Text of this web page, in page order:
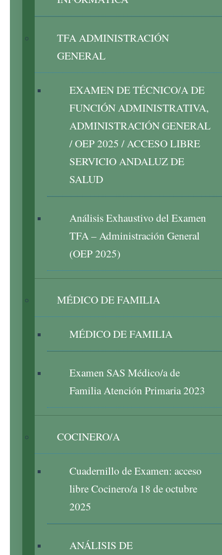
TFA ADMINISTRACIÓN
GENERAL
EXAMEN DE TÉCNICO/A DE
FUNCIÓN ADMINISTRATIVA,
ADMINISTRACIÓN GENERAL
/ OEP 2025 / ACCESO LIBRE
SERVICIO ANDALUZ DE
SALUD
Análisis Exhaustivo del Examen
TFA – Administración General
(OEP 2025)
MÉDICO DE FAMILIA
MÉDICO DE FAMILIA
Examen SAS Médico/a de
Familia Atención Primaria 2023
COCINERO/A
Cuadernillo de Examen: acceso
libre Cocinero/a 18 de octubre
2025
ANÁLISIS DE